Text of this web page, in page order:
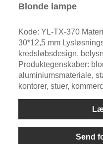
Blonde lampe
Kode: YL-TX-370
30*12,5 mm
kredsløbsdesign,
Produktegenskaber:
aluminiumsmateriale,
kontorer, stuer,
Send